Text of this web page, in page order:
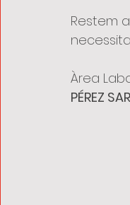
Restem
Àrea
PÉREZ